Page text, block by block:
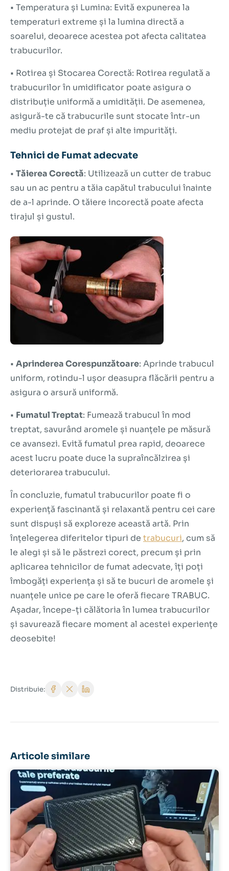
• Temperatura și Lumina: Evită expunerea la
temperaturi extreme și la lumina directă a
soarelui, deoarece acestea pot afecta calitatea
trabucurilor.
• Rotirea și Stocarea Corectă: Rotirea regulată a
trabucurilor în umidificator poate asigura o
distribuție uniformă a umidității. De asemenea,
asigură-te că trabucurile sunt stocate într-un
mediu protejat de praf și alte impurități.
Tehnici de Fumat adecvate
• Tăierea Corectă: Utilizează un cutter de trabuc
sau un ac pentru a tăia capătul trabucului înainte
de a-l aprinde. O tăiere incorectă poate afecta
tirajul și gustul.
• Aprinderea Corespunzătoare: Aprinde trabucul
uniform, rotindu-l ușor deasupra flăcării pentru a
asigura o arsură uniformă.
• Fumatul Treptat: Fumează trabucul în mod
treptat, savurând aromele și nuanțele pe măsură
ce avansezi. Evită fumatul prea rapid, deoarece
acest lucru poate duce la supraîncălzirea și
deteriorarea trabucului.
În concluzie, fumatul trabucurilor poate fi o
experiență fascinantă și relaxantă pentru cei care
sunt dispuși să exploreze această artă. Prin
înțelegerea diferitelor tipuri de trabucuri, cum să
le alegi și să le păstrezi corect, precum și prin
aplicarea tehnicilor de fumat adecvate, îți poți
îmbogăți experiența și să te bucuri de aromele și
nuanțele unice pe care le oferă fiecare TRABUC.
Așadar, începe-ți călătoria în lumea trabucurilor
și savurează fiecare moment al acestei experiențe
deosebite!
Distribuie:
Articole similare